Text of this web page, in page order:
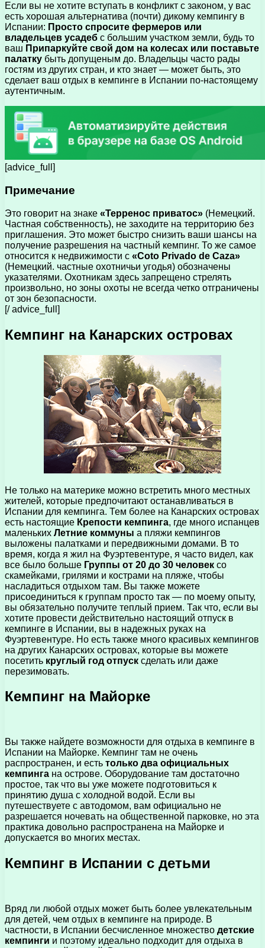
Если вы не хотите вступать в конфликт с законом, у вас
есть хорошая альтернатива (почти) дикому кемпингу в
Испании: Просто спросите фермеров или
владельцев усадеб с большим участком земли, будь то
ваш Припаркуйте свой дом на колесах или поставьте
палатку быть допущеным до. Владельцы часто рады
гостям из других стран, и кто знает — может быть, это
сделает ваш отдых в кемпинге в Испании по-настоящему
аутентичным.
[advice_full]
Примечание
Это говорит на знаке «Терренос приватос» (Немецкий.
Частная собственность), не заходите на территорию без
приглашения. Это может быстро снизить ваши шансы на
получение разрешения на частный кемпинг. То же самое
относится к недвижимости с «Coto Privado de Caza»
(Немецкий. частные охотничьи угодья) обозначены
указателями. Охотникам здесь запрещено стрелять
произвольно, но зоны охоты не всегда четко отграничены
от зон безопасности.
[/ advice_full]
Кемпинг на Канарских островах
Не только на материке можно встретить много местных
жителей, которые предпочитают останавливаться в
Испании для кемпинга. Тем более на Канарских островах
есть настоящие Крепости кемпинга, где много испанцев
маленьких Летние коммуны а пляжи кемпингов
выложены палатками и передвижными домами. В то
время, когда я жил на Фуэртевентуре, я часто видел, как
все было больше Группы от 20 до 30 человек со
скамейками, грилями и кострами на пляже, чтобы
насладиться отдыхом там. Вы также можете
присоединиться к группам просто так — по моему опыту,
вы обязательно получите теплый прием. Так что, если вы
хотите провести действительно настоящий отпуск в
кемпинге в Испании, вы в надежных руках на
Фуэртевентуре. Но есть также много красивых кемпингов
на других Канарских островах, которые вы можете
посетить круглый год отпуск сделать или даже
перезимовать.
Кемпинг на Майорке
Вы также найдете возможности для отдыха в кемпинге в
Испании на Майорке. Кемпинг там не очень
распространен, и есть только два официальных
кемпинга на острове. Оборудование там достаточно
простое, так что вы уже можете подготовиться к
принятию душа с холодной водой. Если вы
путешествуете с автодомом, вам официально не
разрешается ночевать на общественной парковке, но эта
практика довольно распространена на Майорке и
допускается во многих местах.
Кемпинг в Испании с детьми
Вряд ли любой отдых может быть более увлекательным
для детей, чем отдых в кемпинге на природе. В
частности, в Испании бесчисленное множество детские
кемпинги и поэтому идеально подходит для отдыха в